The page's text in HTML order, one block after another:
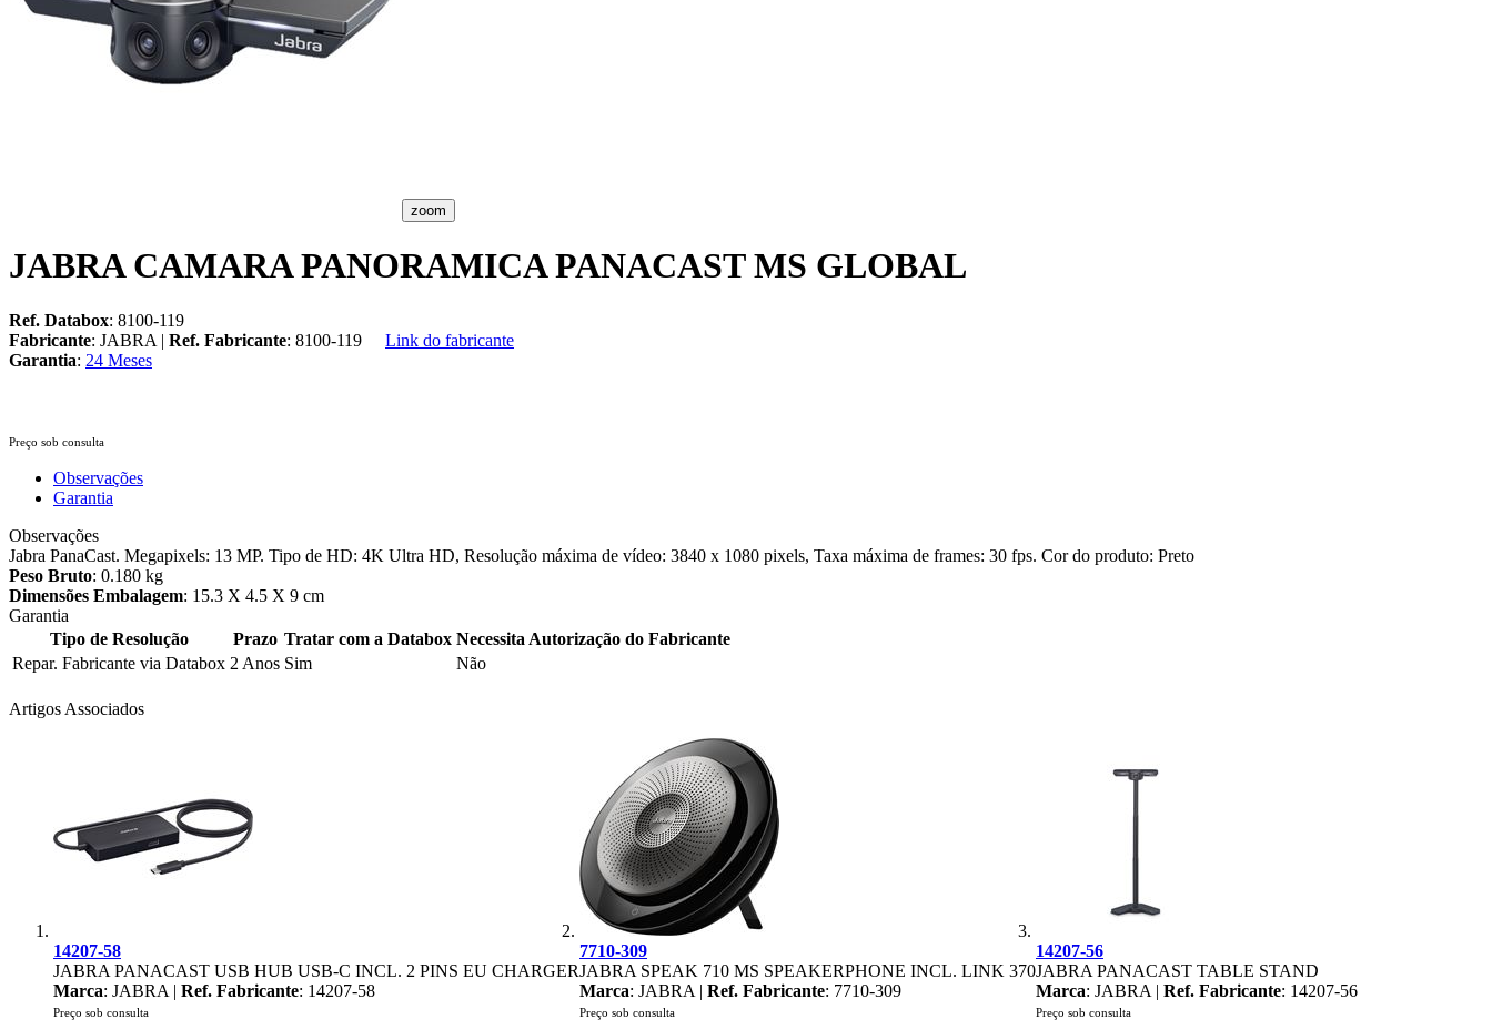
zoom
JABRA CAMARA PANORAMICA PANACAST MS GLOBAL
Ref. Databox: 8100-119
Fabricante: JABRA | Ref. Fabricante: 8100-119
Link do fabricante
Garantia: 24 Meses
Preço sob consulta
Observações
Garantia
Observações
Jabra PanaCast. Megapixels: 13 MP. Tipo de HD: 4K Ultra HD, Resolução máxima de vídeo: 3840 x 1080 pixels, Taxa máxima de frames: 30 fps. Cor do produto: Preto
Peso Bruto: 0.180 kg
Dimensões Embalagem: 15.3 X 4.5 X 9 cm
Garantia
Tipo de Resolução
Prazo Tratar com a Databox Necessita Autorização do Fabricante
Repar. Fabricante via Databox 2 Anos Sim Não
Artigos Associados
14207-58
JABRA PANACAST USB HUB USB-C INCL. 2 PINS EU CHARGER
Marca: JABRA | Ref. Fabricante: 14207-58
Preço sob consulta
7710-309
JABRA SPEAK 710 MS SPEAKERPHONE INCL. LINK 370
Marca: JABRA | Ref. Fabricante: 7710-309
Preço sob consulta
14207-56
JABRA PANACAST TABLE STAND
Marca: JABRA | Ref. Fabricante: 14207-56
Preço sob consulta